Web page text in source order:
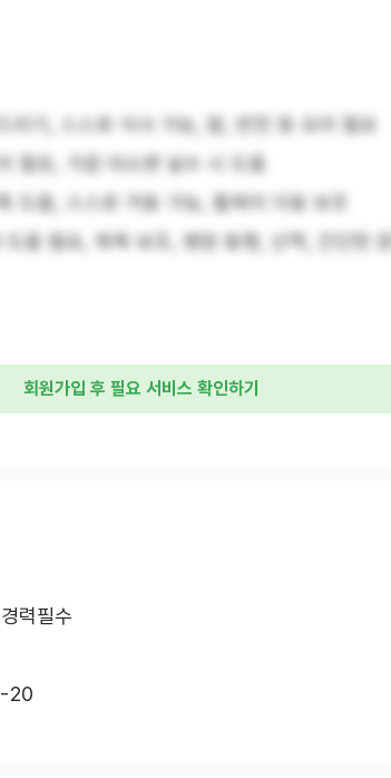
리기, 스스로 식사 가능, 밥, 반찬 등 요리 필요
필요, 가끔 대소변 실수 시 도움
도움, 스스로 거동 가능, 휠체어 이동 보조
도움 필요, 목욕 보조, 병원 동행, 산책, 간단한
회원가입 후 필요 서비스 확인하기
력필수
20